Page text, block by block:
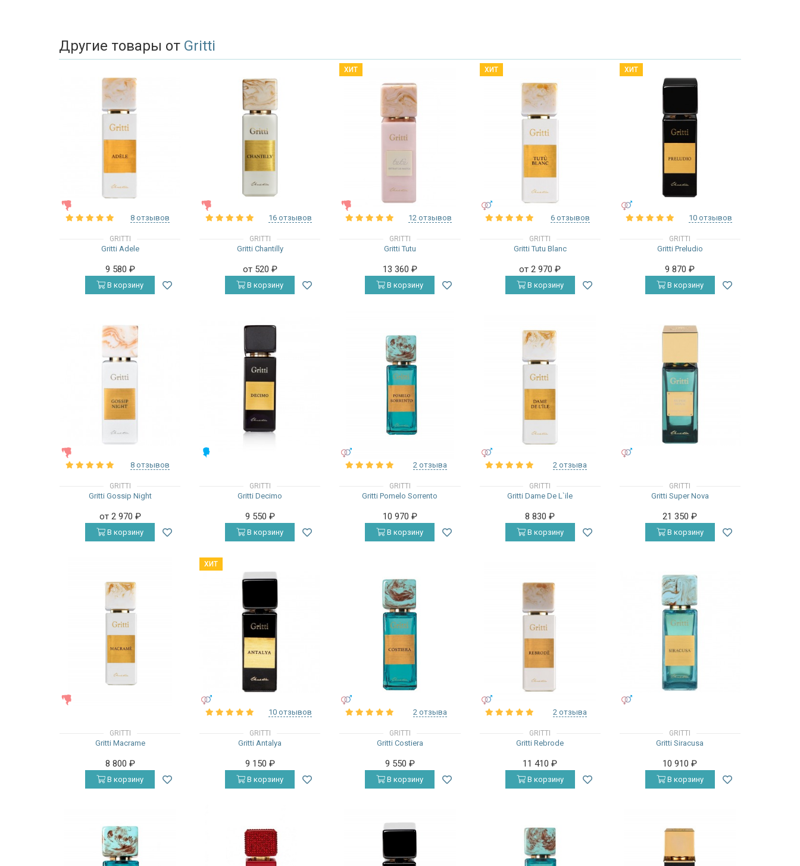
Другие товары от Gritti
8 отзывов
GRITTI
Gritti Adele
9 580 ₽
В корзину
16 отзывов
GRITTI
Gritti Chantilly
от 520 ₽
В корзину
ХИТ
ЖЕНСКИЕ
12 отзывов
GRITTI
Gritti Tutu
13 360 ₽
В корзину
ХИТ
УНИСЕКС
6 отзывов
GRITTI
Gritti Tutu Blanc
от 2 970₽
В корзину
ХИТ
10 отзывов
GRITTI
Gritti Preludio
9 870₽
В корзину
8 отзывов
GRITTI
Gritti Gossip Night
от 2 970 ₽
В корзину
GRITTI
Gritti Decimo
9 550 ₽
В корзину
2 отзыва
GRITTI
Gritti Pomelo Sorrento
10 970 ₽
В корзину
2 отзыва
GRITTI
Gritti Dame De L`ile
8 830₽
В корзину
GRITTI
Gritti Super Nova
21 350₽
В корзину
GRITTI
Gritti Macrame
8 800 ₽
В корзину
ХИТ
10 отзывов
GRITTI
Gritti Antalya
9 150 ₽
В корзину
2 отзыва
GRITTI
Gritti Costiera
9 550 ₽
В корзину
2 отзыва
GRITTI
Gritti Rebrode
11 410₽
В корзину
GRITTI
Gritti Siracusa
10 910₽
В корзину